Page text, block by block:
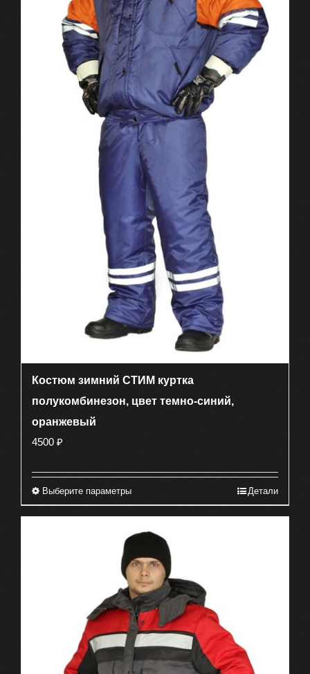
Костюм зимний СТИМ куртка
полукомбинезон, цвет темно-синий,
оранжевый
4500 ₽
Выберите параметрыЭтот
имеет
несколько
вариаций.
Опции
можно
выбрать
на
странице
Детали